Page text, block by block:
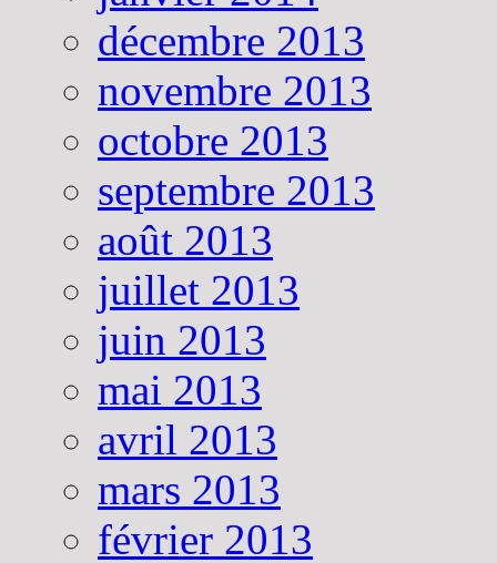
décembre 2013
novembre 2013
octobre 2013
septembre 2013
août 2013
juillet 2013
juin 2013
mai 2013
avril 2013
mars 2013
février 2013